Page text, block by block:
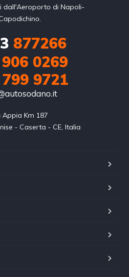
dall'Aeroporto di Napoli-
877266
906 0269
9721
Appia Km 187
- Caserta - CE, Italia